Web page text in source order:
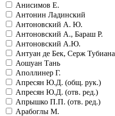
Анисимов Е.
Антонин Ладинский
Антоновский А. Ю.
Антоновский А., Бараш Р.
Антоновский А.Ю.
Антуан де Бек, Серж Тубиана
Аошуан Тань
Аполлинер Г.
Апресян Ю.Д. (общ. рук.)
Апресян Ю.Д. (отв. ред.)
Апрышко П.П. (отв. ред.)
Арабоглы М.